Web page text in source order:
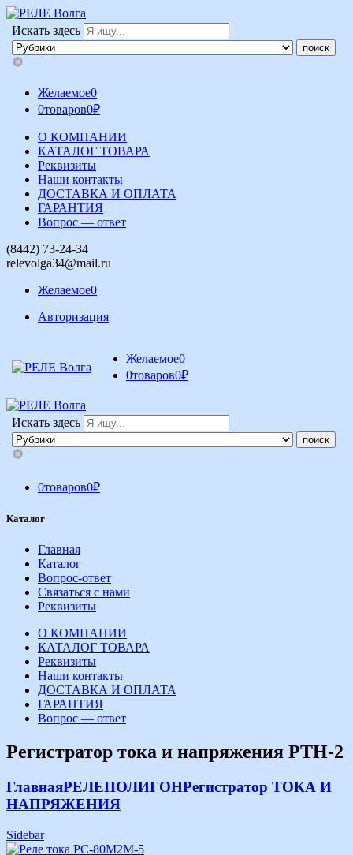
Искать здесь
Желаемое0
0товаров0₽
О КОМПАНИИ
КАТАЛОГ ТОВАРА
Реквизиты
Наши контакты
ДОСТАВКА И ОПЛАТА
ГАРАНТИЯ
Вопрос — ответ
(8442) 73-24-34
relevolga34@mail.ru
Желаемое0
Авторизация
Желаемое0
0товаров0₽
Искать здесь
0товаров0₽
Каталог
Главная
Каталог
Вопрос-ответ
Связаться с нами
Реквизиты
О КОМПАНИИ
КАТАЛОГ ТОВАРА
Реквизиты
Наши контакты
ДОСТАВКА И ОПЛАТА
ГАРАНТИЯ
Вопрос — ответ
Регистратор тока и напряжения РТН-2
ГлавнаяРЕЛЕПОЛИГОНРегистратор ТОКА И
НАПРЯЖЕНИЯ
Sidebar